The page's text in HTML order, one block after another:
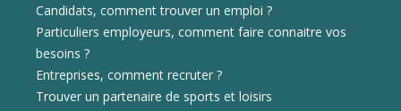
Candidats, comment trouver un emploi ?
Particuliers employeurs, comment faire connaitre vos
besoins ?
Entreprises, comment recruter ?
Trouver un partenaire de sports et loisirs